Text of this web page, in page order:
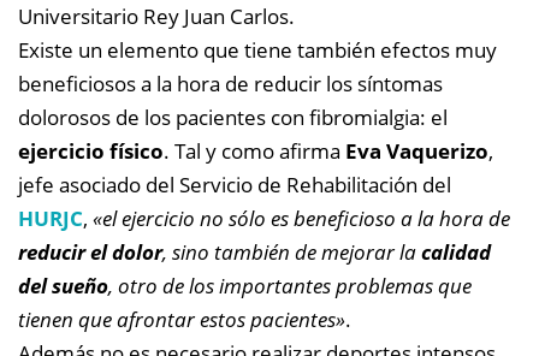
Universitario Rey Juan Carlos.
Existe un elemento que tiene también efectos muy
beneficiosos a la hora de reducir los síntomas
dolorosos de los pacientes con fibromialgia: el
ejercicio físico. Tal y como afirma Eva Vaquerizo,
jefe asociado del Servicio de Rehabilitación del
HURJC, «el ejercicio no sólo es beneficioso a la hora de
reducir el dolor, sino también de mejorar lacalidad
del sueño, otro de los importantes problemas que
tienen que afrontar estos pacientes».